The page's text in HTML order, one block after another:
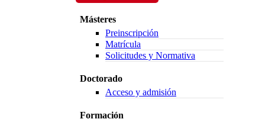
Másteres
Preinscripción
Matrícula
Solicitudes y Normativa
Doctorado
Acceso y admisión
Formación